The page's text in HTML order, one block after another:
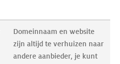
Domeinnaam en website
zijn altijd te verhuizen naar
andere aanbieder, je kunt